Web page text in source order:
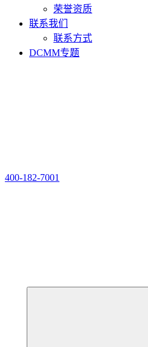
荣誉资质
联系我们
联系方式
DCMM专题
400-182-7001